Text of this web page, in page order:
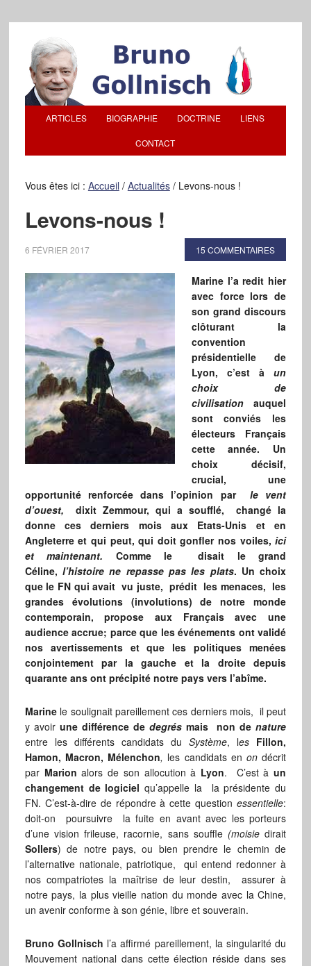
ARTICLES BIOGRAPHIE DOCTRINE LIENS
CONTACT
Vous êtes ici : Accueil / Actualités /Levons-nous !
Levons-nous !
6 FÉVRIER 2017 15 COMMENTAIRES
Marine l’a redit hier
avec force lors de
son grand discours
clôturant la
convention
présidentielle de
Lyon, c’est àun
choix de
civilisationauquel
sont conviés les
électeurs Français
cette année. Un
choix décisif,
crucial, une
opportunité renforcée dans l’opinion par le vent
d’ouest,
dixit Zemmour, qui a soufflé, changé la
donne ces derniers mois aux Etats-Unis et en
Angleterre et qui peut, qui doit gonfler nos voiles,ici
et maintenant. Comme le disait le grand
Céline, l’histoire ne repasse pas les plats. Un choix
que le FN qui avait vu juste, prédit les menaces, les
grandes évolutions (involutions) de notre monde
contemporain, propose aux Français avec une
audience accrue; parce que les événements ont validé
nos avertissements et que les politiques menées
conjointement par la gauche et la droite depuis
quarante ans ont précipité notre pays vers l’abîme.
Marinele soulignait pareillement ces derniers mois, il peut
y avoir une différence dedegrés mais non denature
entre les différents candidats duSystème, les Fillon,
Hamon, Macron, Mélenchon, les candidats en ondécrit
par Marion alors de son allocution à Lyon. C’est à un
changement de logiciel qu’appelle la la présidente du
FN. C’est-à-dire de répondre à cette questionessentielle:
doit-on poursuivre la fuite en avant avec les porteurs
d’une vision frileuse, racornie, sans souffle (moisiedirait
Sollers) de notre pays, ou bien prendre le chemin de
l’alternative nationale, patriotique, qui entend redonner à
nos compatriotes la maîtrise de leur destin, assurer à
notre pays, la plus vieille nation du monde avec la Chine,
un avenir conforme à son génie, libre et souverain.
Bruno Gollnisch l’a affirmé pareillement, la singularité du
Mouvement national dans cette élection réside dans ses